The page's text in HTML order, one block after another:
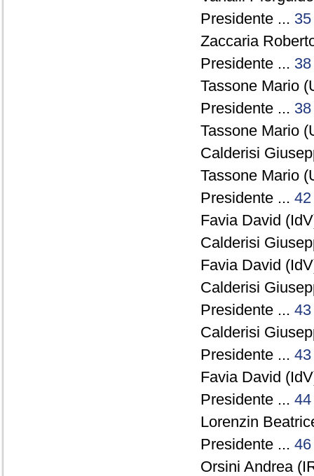
Presidente ... 35
Zaccaria
Presidente ... 38
Tassone Mario
Presidente ... 38
Tassone Mario
Calderisi
Tassone Mario
Presidente ... 42
Favia David
Calderisi
Favia David
Calderisi
Presidente ... 43
Calderisi
Presidente ... 43
Favia David
Presidente ... 44
Lorenzin
Presidente ... 46
Orsini Andrea